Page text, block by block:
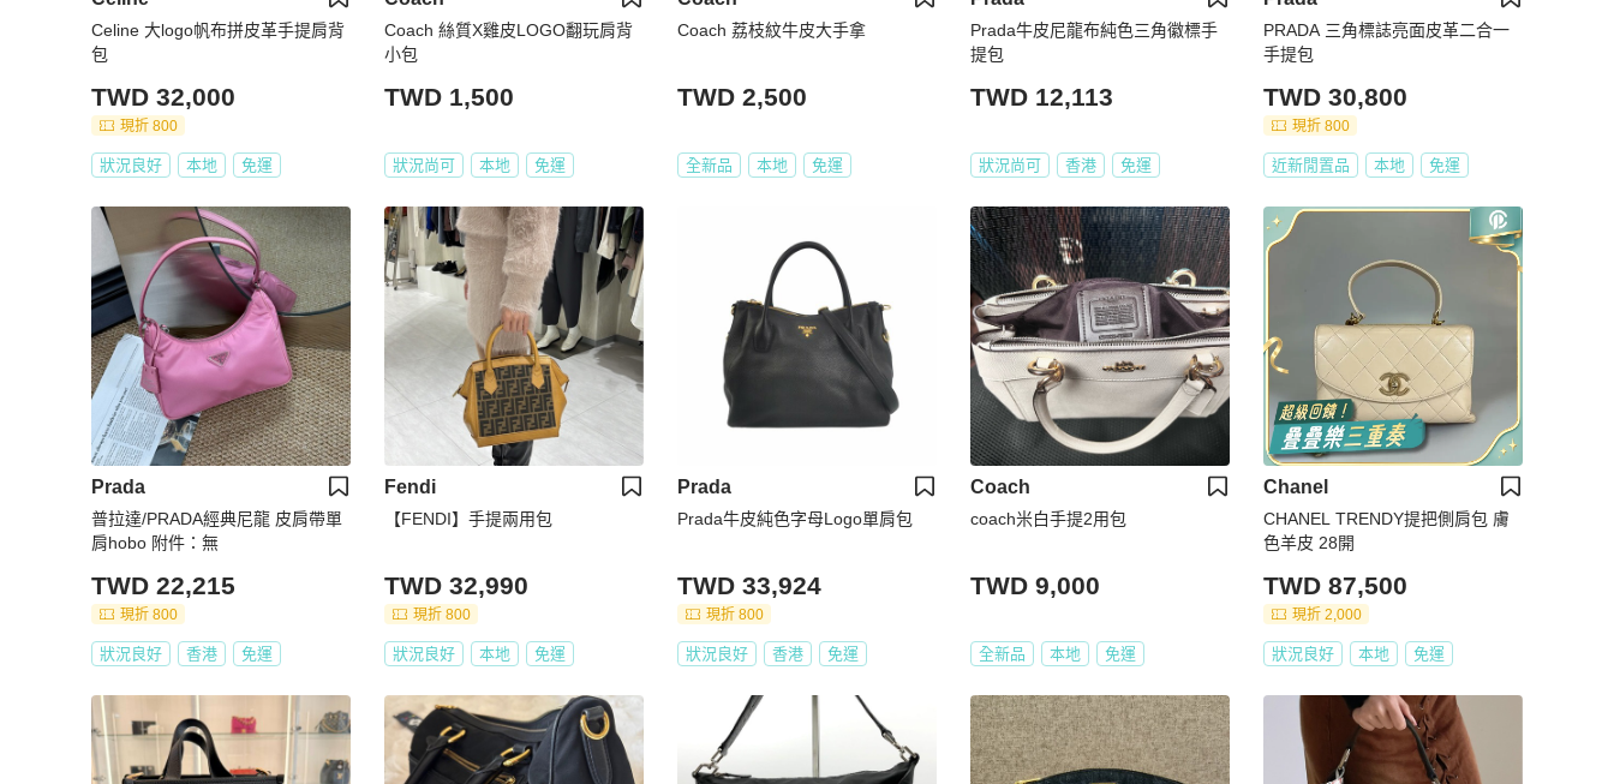
Celine 大logo帆布拼皮革手提肩背
包
TWD 32,000
現折 800
狀況良好 本地 免運
Coach 絲質X雞皮LOGO翻玩肩背
小包
TWD 1,500
狀況尚可 本地 免運
Coach 荔枝紋牛皮大手拿
TWD 2,500
全新品 本地 免運
Prada牛皮尼龍布純色三角徽標手
提包
TWD 12,113
狀況尚可 香港 免運
PRADA 三角標誌亮面皮革二合一
手提包
TWD 30,800
現折 800
近新閒置品 本地 免運
Prada
普拉達/PRADA經典尼龍 皮肩帶單
肩hobo 附件：無
TWD 22,215
現折 800
狀況良好 香港 免運
Fendi
【FENDI】手提兩用包
TWD 32,990
現折 800
狀況良好 本地 免運
Prada
Prada牛皮純色字母Logo單肩包
TWD 33,924
現折 800
狀況良好 香港 免運
Coach
coach米白手提2用包
TWD 9,000
全新品 本地 免運
Chanel
CHANEL TRENDY提把側肩包 膚
色羊皮 28開
TWD 87,500
現折 2,000
狀況良好 本地 免運